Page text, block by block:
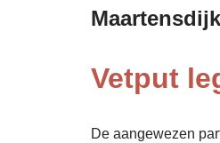
Maartensdijk
Vetput
De aangewezen